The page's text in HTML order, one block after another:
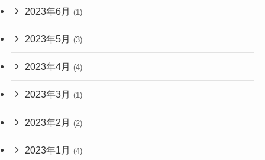
2023年6月 (1)
2023年5月 (3)
2023年4月 (4)
2023年3月 (1)
2023年2月 (2)
2023年1月 (4)